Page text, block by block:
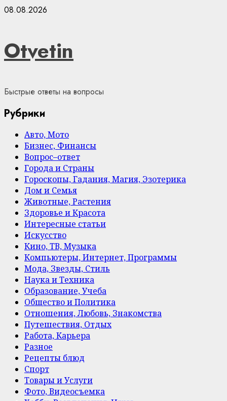
Skip
08.08.2026
Otvetin
Быстрые ответы на вопросы
Рубрики
Авто, Мото
Бизнес, Финансы
Вопрос–ответ
Города и Страны
Гороскопы, Гадания, Магия, Эзотерика
Дом и Семья
Животные, Растения
Здоровье и Красота
Интересные статьи
Искусство
Кино, ТВ, Музыка
Компьютеры, Интернет, Программы
Мода, Звезды, Стиль
Наука и Техника
Образование, Учеба
Общество и Политика
Отношения, Любовь, Знакомства
Путешествия, Отдых
Работа, Карьера
Разное
Рецепты блюд
Спорт
Товары и Услуги
Фото, Видеосъемка